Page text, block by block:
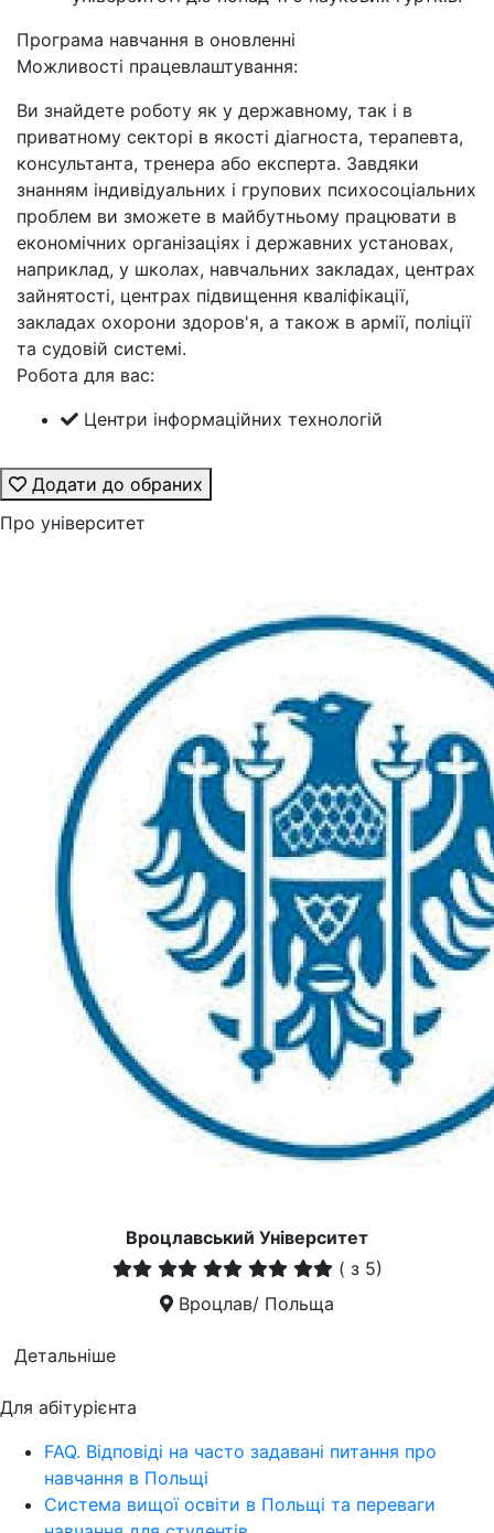
Програма навчання в оновленні
Можливості працевлаштування:
Ви знайдете роботу як у державному, так і в
приватному секторі в якості діагноста, терапевта,
консультанта, тренера або експерта. Завдяки
знанням індивідуальних і групових психосоціальних
проблем ви зможете в майбутньому працювати в
економічних організаціях і державних установах,
наприклад, у школах, навчальних закладах, центрах
зайнятості, центрах підвищення кваліфікації,
закладах охорони здоров'я, а також в армії, поліції
та судовій системі.
Робота для вас:
Центри інформаційних технологій
Додати до обраних
Про університет
Вроцлавський Університет
( з 5)
Вроцлав/ Польща
Детальніше
Для абітурієнта
FAQ. Відповіді на часто задавані питання про
навчання в Польщі
Система вищої освіти в Польщі та переваги